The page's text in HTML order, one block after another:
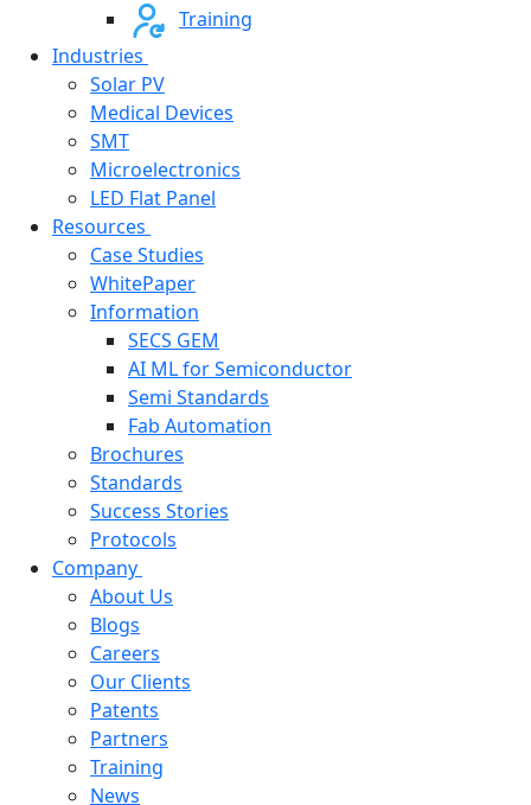
Training
Industries
Solar PV
Medical Devices
SMT
Microelectronics
LED Flat Panel
Resources
Case Studies
WhitePaper
Information
SECS GEM
AI ML for Semiconductor
Semi Standards
Fab Automation
Brochures
Standards
Success Stories
Protocols
Company
About Us
Blogs
Careers
Our Clients
Patents
Partners
Training
News